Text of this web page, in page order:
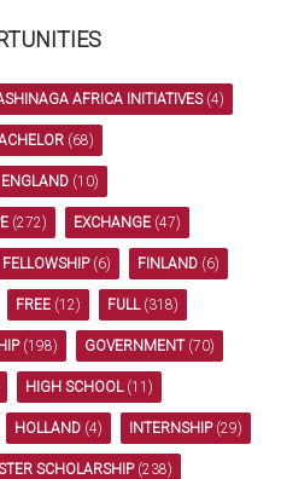
AFRICA INITIATIVES(4)
(68)
ENGLAND (10)
(272) EXCHANGE (47)
FELLOWSHIP(6) FINLAND (6)
FREE (12) FULL(318)
(198) GOVERNMENT(70)
HIGH SCHOOL(11)
HOLLAND (4) INTERNSHIP(29)
SCHOLARSHIP(238)